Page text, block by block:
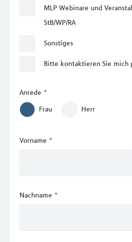
MLP Webinare und
StB/WP/RA
Sonstiges
Bitte kontaktieren Sie mich
Anrede *
Frau
Herr
Vorname *
Nachname *